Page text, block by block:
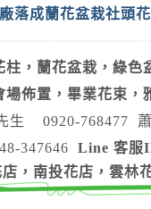
落成蘭花盆栽社頭
，蘭花盆栽，綠色
佈置，畢業花束，
生 0920-768477
347646 Line 客服
，南投花店，雲林